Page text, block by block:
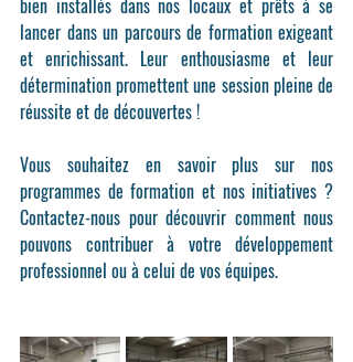
bien installés dans nos locaux et prêts à se
lancer dans un parcours de formation exigeant
et enrichissant. Leur enthousiasme et leur
détermination promettent une session pleine de
réussite et de découvertes !
Vous souhaitez en savoir plus sur nos
programmes de formation et nos initiatives ?
Contactez-nous pour découvrir comment nous
pouvons contribuer à votre développement
professionnel ou à celui de vos équipes.